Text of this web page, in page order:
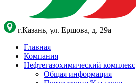
г.Казань, ул. Ершова, д. 29а
Главная
Компания
Нефтегазохимический комплекс
Общая информация